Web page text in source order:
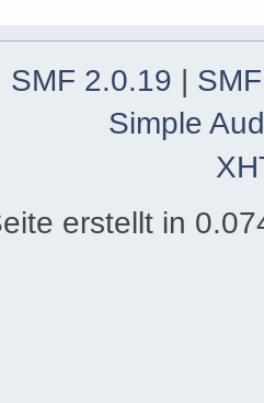
SMF 2.0.19
Simple
erstellt in